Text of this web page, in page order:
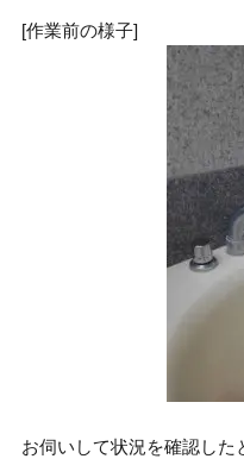
[作業前の様子]
お伺いして状況を確認した